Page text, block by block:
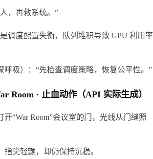
，再救系统。”
调度配置失衡，队列堆积导致 GPU 利用率
呼吸）：“先检查调度策略，恢复公平性。”
Room · 止血动作（API 实际生成）
“War Room”会议室的门，光线从门缝照
尖轻颤，却仍保持沉稳。